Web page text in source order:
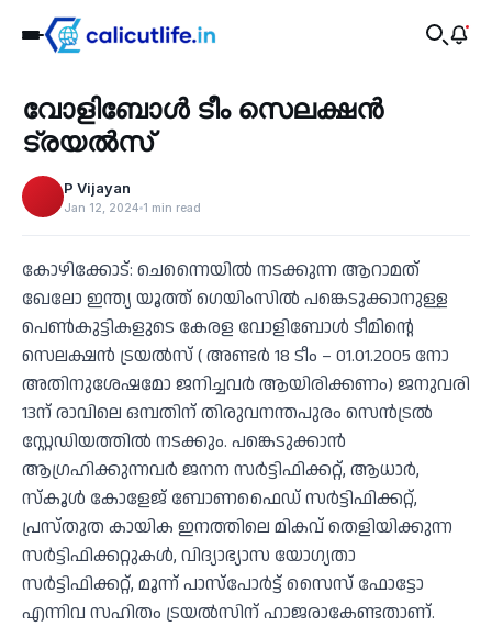
‹
Sports
വോളിബോൾ ടീം സെലക്ഷൻ
ട്രയൽസ്
P Vijayan
Jan 12, 2024 1 min read
കോഴിക്കോട്: ചെന്നൈയിൽ നടക്കുന്ന ആറാമത്
ഖേലോ ഇന്ത്യ യൂത്ത് ഗെയിംസിൽ പങ്കെടുക്കാനുള്ള
പെൺകുട്ടികളുടെ കേരള വോളിബോൾ ടീമിന്റെ
സെലക്ഷൻ ട്രയൽസ് ( അണ്ടർ 18 ടീം – 01.01.2005 നോ
അതിനുശേഷമോ ജനിച്ചവർ ആയിരിക്കണം) ജനുവരി
13ന് രാവിലെ ഒമ്പതിന് തിരുവനന്തപുരം സെൻട്രൽ
സ്റ്റേഡിയത്തിൽ നടക്കും. പങ്കെടുക്കാൻ
ആഗ്രഹിക്കുന്നവർ ജനന സർട്ടിഫിക്കറ്റ്, ആധാർ,
സ്കൂൾ കോളേജ് ബോണഫൈഡ് സർട്ടിഫിക്കറ്റ്,
പ്രസ്തുത കായിക ഇനത്തിലെ മികവ് തെളിയിക്കുന്ന
സർട്ടിഫിക്കറ്റുകൾ, വിദ്യാഭ്യാസ യോഗ്യതാ
സർട്ടിഫിക്കറ്റ്, മൂന്ന് പാസ്പോർട്ട് സൈസ് ഫോട്ടോ
എന്നിവ സഹിതം ട്രയൽസിന് ഹാജരാകേണ്ടതാണ്.